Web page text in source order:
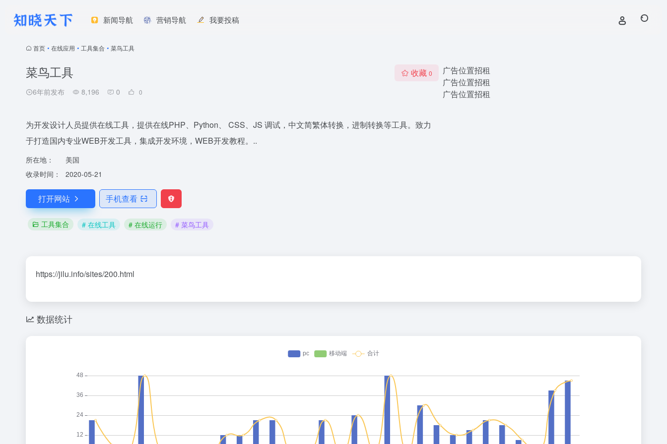
新闻导航 营销导航 我要投稿
首页 • 在线应用 • 工具集合 • 菜鸟工具
菜鸟工具
6年前发布 8,196 0 0
收藏 0
为开发设计人员提供在线工具，提供在线PHP、Python、 CSS、JS 调试，中文简繁体转换，进制转换等工具。致力
于打造国内专业WEB开发工具，集成开发环境，WEB开发教程。..
所在地：
美国
收录时间：
2020-05-21
打开网站 手机查看
工具集合 # 在线工具 # 在线运行 # 菜鸟工具
广告位置招租
广告位置招租
广告位置招租
https://jilu.info/sites/200.html
数据统计